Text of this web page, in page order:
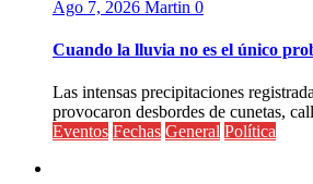
Ago 7, 2026 Martin 0
Cuando la lluvia no es el único
Las intensas precipitaciones
provocaron desbordes de cunetas,
Eventos Fechas General Política